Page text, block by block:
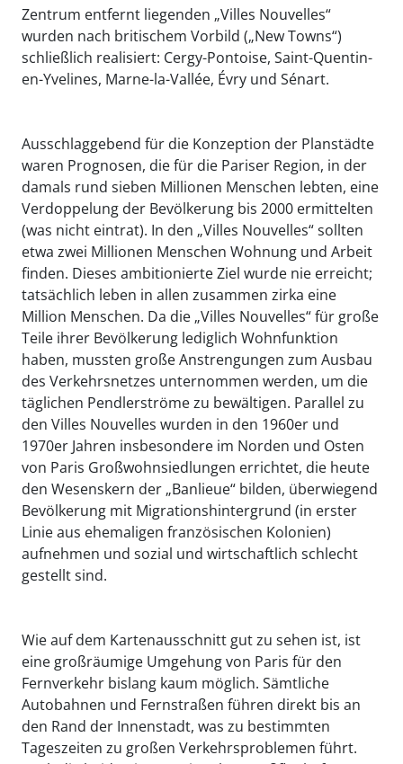
Zentrum entfernt liegenden „Villes Nouvelles“
wurden nach britischem Vorbild („New Towns“)
schließlich realisiert: Cergy-Pontoise, Saint-Quentin-
en-Yvelines, Marne-la-Vallée, Évry und Sénart.
Ausschlaggebend für die Konzeption der Planstädte
waren Prognosen, die für die Pariser Region, in der
damals rund sieben Millionen Menschen lebten, eine
Verdoppelung der Bevölkerung bis 2000 ermittelten
(was nicht eintrat). In den „Villes Nouvelles“ sollten
etwa zwei Millionen Menschen Wohnung und Arbeit
finden. Dieses ambitionierte Ziel wurde nie erreicht;
tatsächlich leben in allen zusammen zirka eine
Million Menschen. Da die „Villes Nouvelles“ für große
Teile ihrer Bevölkerung lediglich Wohnfunktion
haben, mussten große Anstrengungen zum Ausbau
des Verkehrsnetzes unternommen werden, um die
täglichen Pendlerströme zu bewältigen. Parallel zu
den Villes Nouvelles wurden in den 1960er und
1970er Jahren insbesondere im Norden und Osten
von Paris Großwohnsiedlungen errichtet, die heute
den Wesenskern der „Banlieue“ bilden, überwiegend
Bevölkerung mit Migrationshintergrund (in erster
Linie aus ehemaligen französischen Kolonien)
aufnehmen und sozial und wirtschaftlich schlecht
gestellt sind.
Wie auf dem Kartenausschnitt gut zu sehen ist, ist
eine großräumige Umgehung von Paris für den
Fernverkehr bislang kaum möglich. Sämtliche
Autobahnen und Fernstraßen führen direkt bis an
den Rand der Innenstadt, was zu bestimmten
Tageszeiten zu großen Verkehrsproblemen führt.